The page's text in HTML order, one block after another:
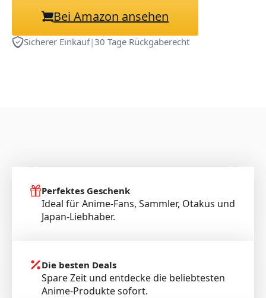
Bei Amazon ansehen
Sicherer Einkauf|30 Tage Rückgaberecht
Perfektes Geschenk
Ideal für Anime-Fans, Sammler, Otakus und
Japan-Liebhaber.
Die besten Deals
Spare Zeit und entdecke die beliebtesten
Anime-Produkte sofort.